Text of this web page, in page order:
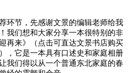
环节，先感谢文景的编辑老师给我
我们想和大家分享一本很特别的非
再来》（点击可直达文景书店购买
，它是一本具有口述史和家庭相册
我们得以从一个普通东北家庭的春